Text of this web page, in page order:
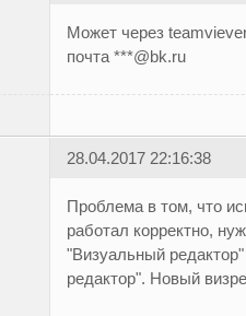
Может через
почта ***@bk.ru
28.04.2017 22:16:38
Проблема в том, что
работал корректно,
"Визуальный
редактор". Новый